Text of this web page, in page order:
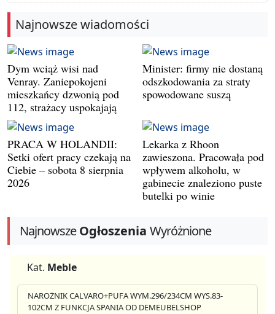
Najnowsze wiadomości
Dym wciąż wisi nad
Venray. Zaniepokojeni
mieszkańcy dzwonią pod
112, strażacy uspokajają
Minister: firmy nie dostaną
odszkodowania za straty
spowodowane suszą
PRACA W HOLANDII:
Setki ofert pracy czekają na
Ciebie – sobota 8 sierpnia
2026
Lekarka z Rhoon
zawieszona. Pracowała pod
wpływem alkoholu, w
gabinecie znaleziono puste
butelki po winie
NajnowszeOgłoszenia Wyróżnione
Kat. Meble
NAROŻNIK CALVARO+PUFA WYM.296/234CM WYS.83-
102CM Z FUNKCJA SPANIA OD DEMEUBELSHOP